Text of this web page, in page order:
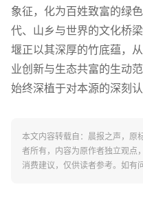
象征，化为百姓致富的绿
代、山乡与世界的文化桥
堰正以其深厚的竹底蕴，
业创新与生态共富的生动
始终深植于对本源的深刻
本文内容转载自：晨报之声，原
者所有，内容为原作者独立观点
消费建议，仅供读者参考。如有